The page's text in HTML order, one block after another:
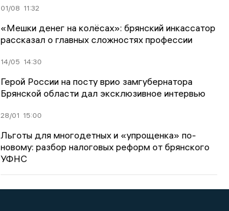
01/08 11:32
«Мешки денег на колёсах»: брянский инкассатор
рассказал о главных сложностях профессии
14/05 14:30
Герой России на посту врио замгубернатора
Брянской области дал эксклюзивное интервью
28/01 15:00
Льготы для многодетных и «упрощенка» по-
новому: разбор налоговых реформ от брянского
УФНС